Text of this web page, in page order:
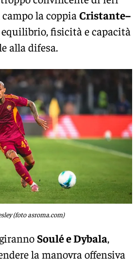
la coppia Cristante–
fisicità e capacità
alla difesa.
(foto asroma.com)
Soulé e Dybala,
la manovra offensiva